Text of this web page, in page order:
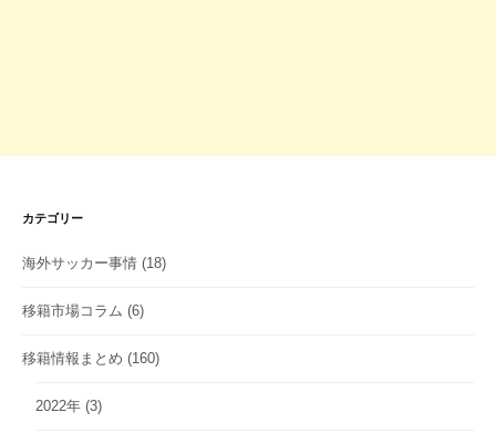
カテゴリー
海外サッカー事情 (18)
移籍市場コラム (6)
移籍情報まとめ (160)
2022年 (3)